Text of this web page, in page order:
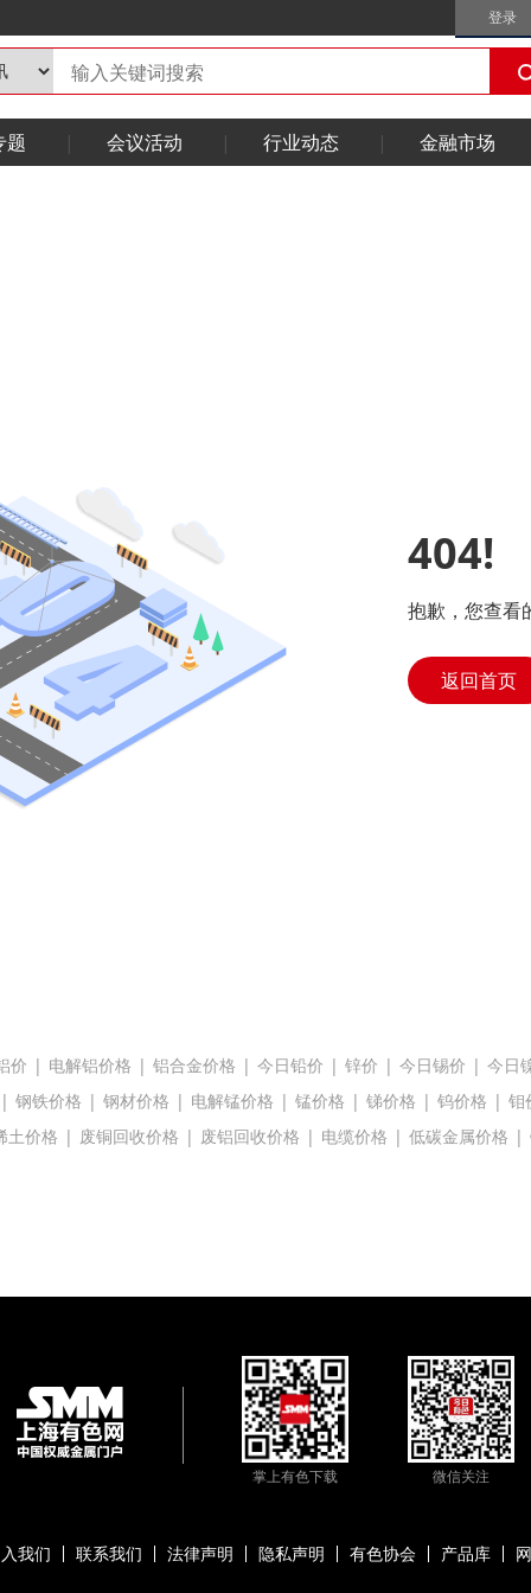
登录
题 会议活动 行业动态 金融市场
404!
抱歉，您查看
返回首页
价 | 电解铝价格 | 铝合金价格 | 今日铅价 | 锌价 | 今日锡价 | 今日
| 钢铁价格 | 钢材价格 | 电解锰价格 | 锰价格 | 锑价格 | 钨价格 | 钼
土价格 | 废铜回收价格 | 废铝回收价格 | 电缆价格 | 低碳金属价格 |
掌上有色下载 微信关注
我们 联系我们 法律声明 隐私声明 有色协会 产品库